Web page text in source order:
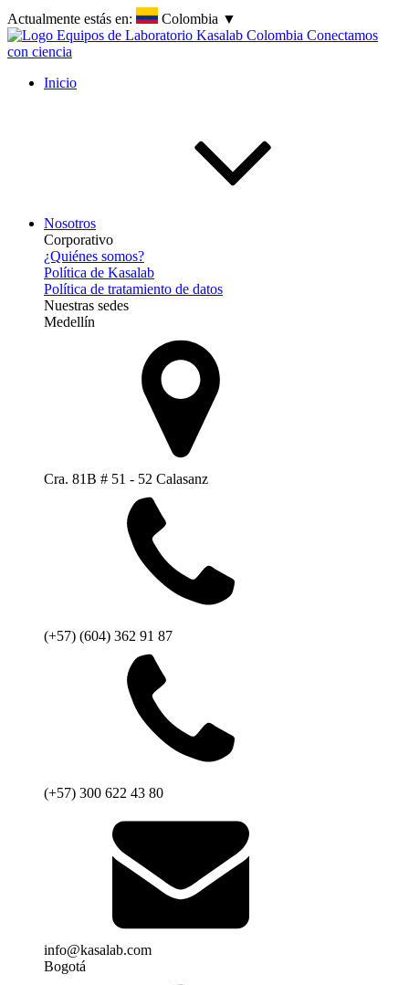
Actualmente estás en: Colombia ▼
Inicio
Nosotros
Corporativo
¿Quiénes somos?
Política de Kasalab
Política de tratamiento de datos
Nuestras sedes
Medellín
Cra. 81B # 51 - 52 Calasanz
(+57) (604) 362 91 87
(+57) 300 622 43 80
info@kasalab.com
Bogotá